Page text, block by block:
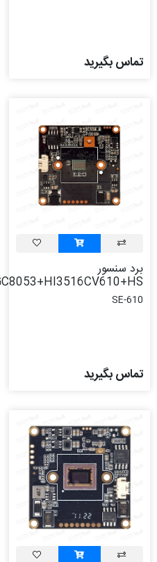
تماس بگیرید
برد سنسور
GC8053+HI3516CV610+HS
SE-610
تماس بگیرید